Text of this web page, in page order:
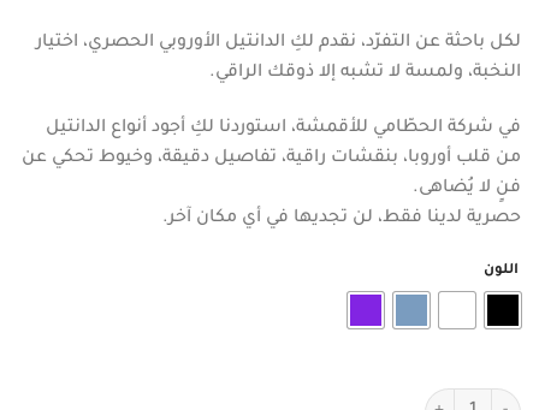
لكل باحثة عن التفرّد، نقدم لكِ الدانتيل الأوروبي الحصري، اختيار
النخبة، ولمسة لا تشبه إلا ذوقك الراقي.
في شركة الحطّامي للأقمشة، استوردنا لكِ أجود أنواع الدانتيل
من قلب أوروبا، بنقشات راقية، تفاصيل دقيقة، وخيوط تحكي عن
فنٍ لا يُضاهى.
حصرية لدينا فقط، لن تجديها في أي مكان آخر.
اللون
كمية دانتيل أوروبي تصميم حصري